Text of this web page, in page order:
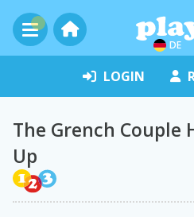
DE
LOGIN
The Grench Couple
Up